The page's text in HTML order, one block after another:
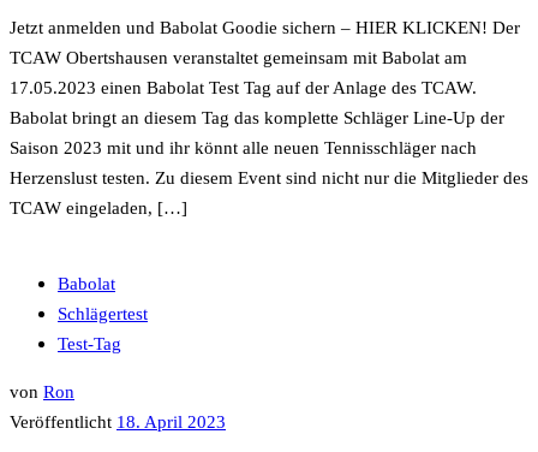
Jetzt anmelden und Babolat Goodie sichern – HIER KLICKEN! Der
TCAW Obertshausen veranstaltet gemeinsam mit Babolat am
17.05.2023 einen Babolat Test Tag auf der Anlage des TCAW.
Babolat bringt an diesem Tag das komplette Schläger Line-Up der
Saison 2023 mit und ihr könnt alle neuen Tennisschläger nach
Herzenslust testen. Zu diesem Event sind nicht nur die Mitglieder des
TCAW eingeladen, […]
Babolat
Schlägertest
Test-Tag
von Ron
Veröffentlicht 18. April 2023